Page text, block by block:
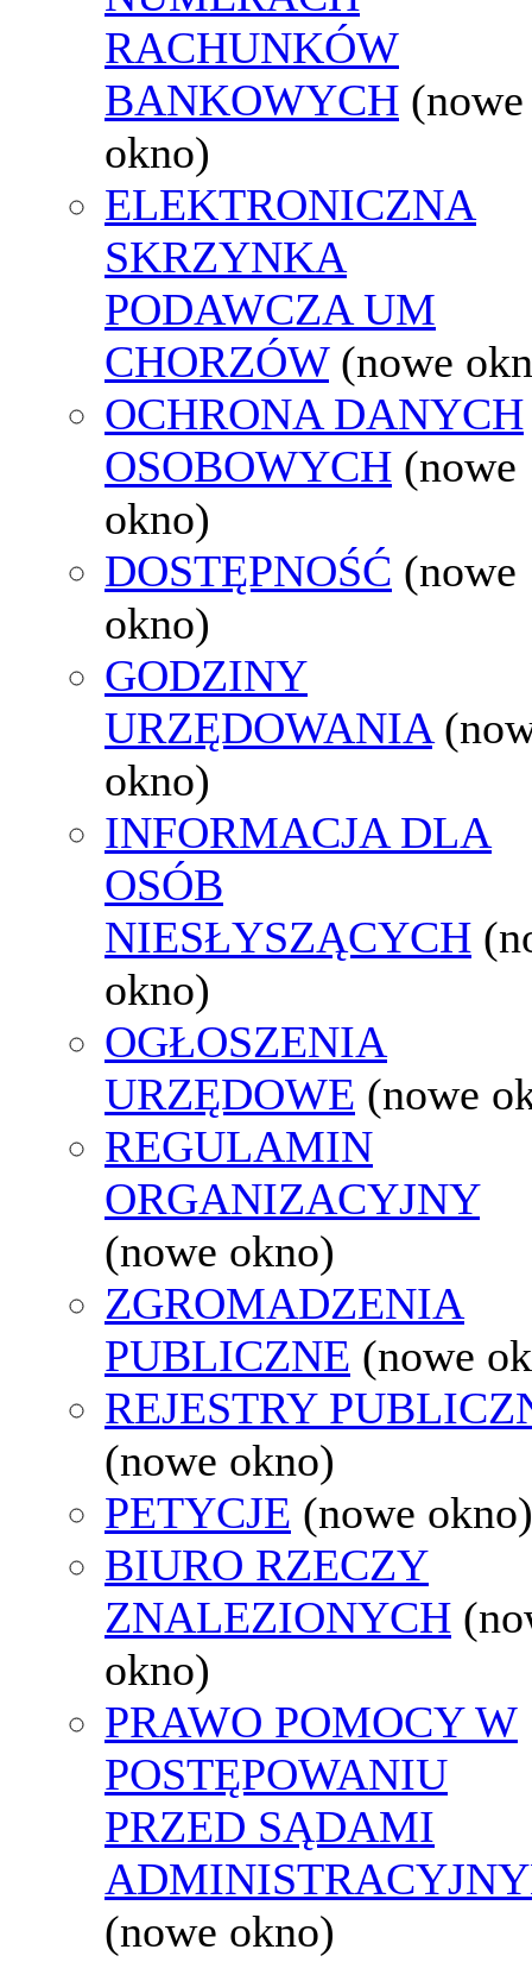
RACHUNKÓW
BANKOWYCH (nowe
okno)
ELEKTRONICZNA
SKRZYNKA
PODAWCZA UM
CHORZÓW (nowe
OCHRONA DANYCH
OSOBOWYCH (nowe
okno)
DOSTĘPNOŚĆ (nowe
okno)
GODZINY
URZĘDOWANIA
okno)
INFORMACJA DLA
OSÓB
NIESŁYSZĄCYCH
okno)
OGŁOSZENIA
URZĘDOWE (nowe
REGULAMIN
ORGANIZACYJNY
(nowe okno)
ZGROMADZENIA
PUBLICZNE (nowe
REJESTRY
(nowe okno)
PETYCJE (nowe okno)
BIURO RZECZY
ZNALEZIONYCH
okno)
PRAWO POMOCY W
POSTĘPOWANIU
PRZED SĄDAMI
(nowe okno)